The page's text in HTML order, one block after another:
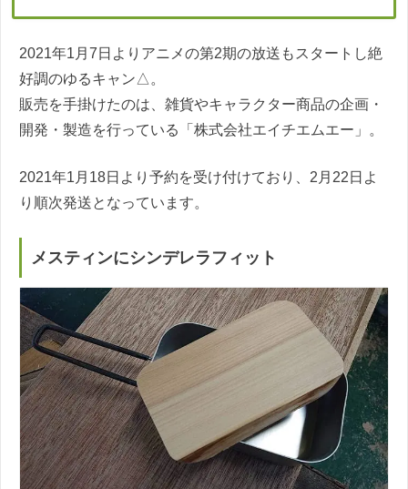
2021年1月7日よりアニメの第2期の放送もスタートし絶
好調のゆるキャン△。
販売を手掛けたのは、雑貨やキャラクター商品の企画・
開発・製造を行っている「株式会社エイチエムエー」。
2021年1月18日より予約を受け付けており、2月22日よ
り順次発送となっています。
メスティンにシンデレラフィット